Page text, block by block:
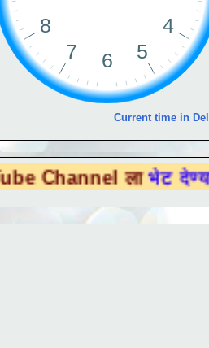
Current time in
लाभेट देण्यासाठी येथे